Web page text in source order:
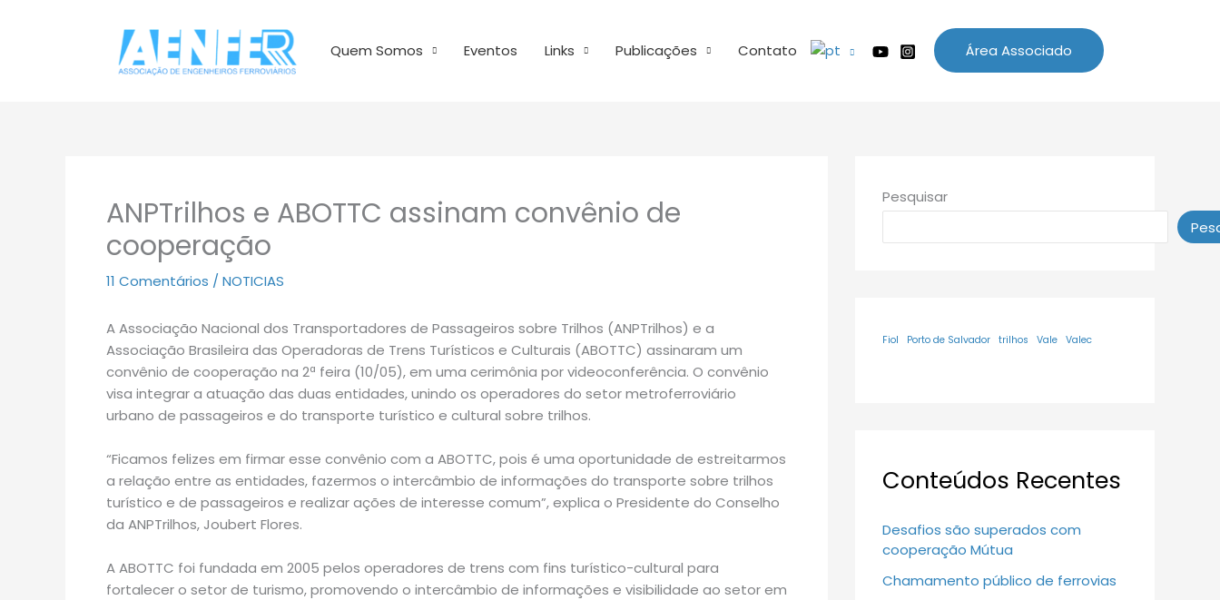
Quem Somos Eventos Links Publicações Contato Área Associado
ANPTrilhos e ABOTTC assinam convênio de
cooperação
11 Comentários / NOTICIAS
A Associação Nacional dos Transportadores de Passageiros sobre Trilhos (ANPTrilhos) e a
Associação Brasileira das Operadoras de Trens Turísticos e Culturais (ABOTTC) assinaram um
convênio de cooperação na 2ª feira (10/05), em uma cerimônia por videoconferência. O convênio
visa integrar a atuação das duas entidades, unindo os operadores do setor metroferroviário
urbano de passageiros e do transporte turístico e cultural sobre trilhos.
“Ficamos felizes em firmar esse convênio com a ABOTTC, pois é uma oportunidade de estreitarmos
a relação entre as entidades, fazermos o intercâmbio de informações do transporte sobre trilhos
turístico e de passageiros e realizar ações de interesse comum”, explica o Presidente do Conselho
da ANPTrilhos, Joubert Flores.
A ABOTTC foi fundada em 2005 pelos operadores de trens com fins turístico-cultural para
fortalecer o setor de turismo, promovendo o intercâmbio de informações e visibilidade ao setor em
Pesquisar
Fiol Porto de Salvador trilhos Vale Valec
Conteúdos Recentes
Desafios são superados com
cooperação Mútua
Chamamento público de ferrovias